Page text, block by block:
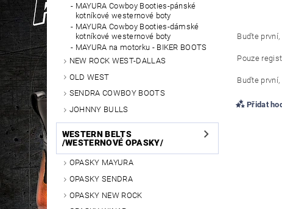
MAYURA Cowboy Booties-pánské
kotníkové westernové boty
MAYURA Cowboy Booties-dámské
kotníkové westernové boty
MAYURA na motorku - BIKER BOOTS
NEW ROCK WEST-DALLAS
OLD WEST
SENDRA COWBOY BOOTS
JOHNNY BULLS
WESTERN BELTS
/WESTERNOVÉ OPASKY/
OPASKY MAYURA
OPASKY SENDRA
OPASKY NEW ROCK
Buďte první,
Pouze
Buďte první,
Přidat